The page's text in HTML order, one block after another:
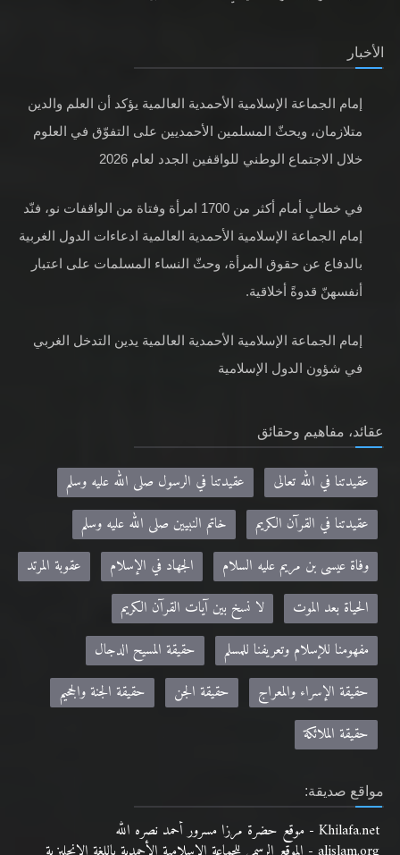
الأخبار
إمام الجماعة الإسلامية الأحمدية العالمية يؤكد أن العلم والدين
متلازمان، ويحثّ المسلمين الأحمديين على التفوّق في العلوم
خلال الاجتماع الوطني للواقفين الجدد لعام 2026
في خطابٍ أمام أكثر من 1700 امرأة وفتاة من الواقفات نو، فنّد
إمام الجماعة الإسلامية الأحمدية العالمية ادعاءات الدول الغربية
بالدفاع عن حقوق المرأة، وحثّ النساء المسلمات على اعتبار
أنفسهنّ قدوةً أخلاقية.
إمام الجماعة الإسلامية الأحمدية العالمية يدين التدخل الغربي
في شؤون الدول الإسلامية
عقائد، مفاهيم وحقائق
عقيدتنا في الله تعالى
عقيدتنا في الرسول صلى الله عليه وسلم
عقيدتنا في القرآن الكريم
خاتم النبيين صلى الله عليه وسلم
وفاة عيسى بن مريم عليه السلام
الجهاد في الإسلام
عقوبة المرتد
الحياة بعد الموت
لا نسخ بين آيات القرآن الكريم
مفهومنا للإسلام وتعريفنا للمسلم
حقيقة المسيح الدجال
حقيقة الإسراء والمعراج
حقيقة الجن
حقيقة الجنة والجحيم
حقيقة الملائكة
مواقع صديقة:
Khilafa.net - موقع حضرة مرزا مسرور أحمد نصره الله